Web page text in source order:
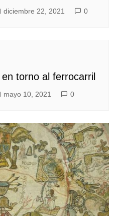
diciembre 22, 2021 0
torno al ferrocarril
mayo 10, 2021 0